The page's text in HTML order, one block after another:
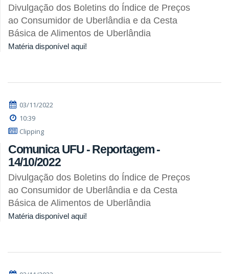
Divulgação dos Boletins do Índice de Preços
ao Consumidor de Uberlândia e da Cesta
Básica de Alimentos de Uberlândia
Matéria disponível aqui!
03/11/2022
10:39
Clipping
Comunica UFU - Reportagem -
14/10/2022
Divulgação dos Boletins do Índice de Preços
ao Consumidor de Uberlândia e da Cesta
Básica de Alimentos de Uberlândia
Matéria disponível aqui!